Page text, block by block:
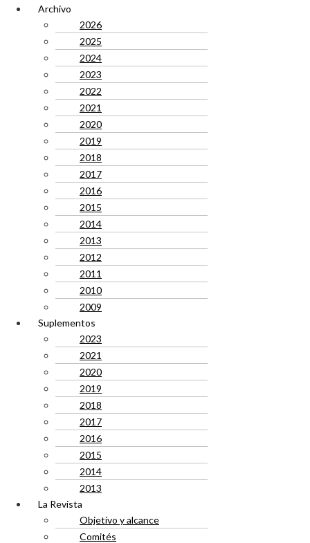
Archivo
2026
2025
2024
2023
2022
2021
2020
2019
2018
2017
2016
2015
2014
2013
2012
2011
2010
2009
Suplementos
2023
2021
2020
2019
2018
2017
2016
2015
2014
2013
La Revista
Objetivo y alcance
Comités